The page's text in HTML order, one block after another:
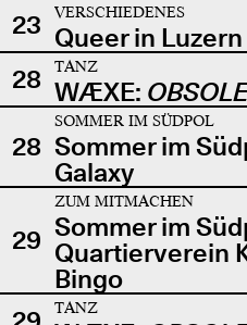
23
VERSCHIEDENES
Queer in Luzern
28
TANZ
WÆXE:
28
SOMMER IM SÜDPOL
Sommer im
Galaxy
29
ZUM MITMACHEN
Sommer im
Quartierverein
Bingo
TANZ